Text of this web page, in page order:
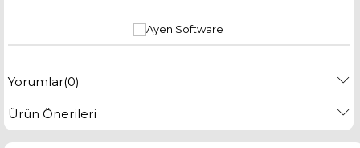
Yorumlar(0)
Ürün Önerileri